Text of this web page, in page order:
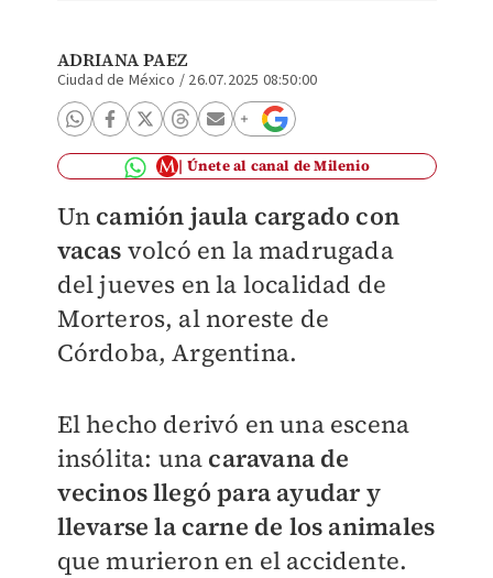
ADRIANA PAEZ
Ciudad de México / 26.07.2025 08:50:00
Únete al canal de Milenio
Un camión jaula cargado con
vacas volcó en la madrugada
del jueves en la localidad de
Morteros, al noreste de
Córdoba, Argentina.
El hecho derivó en una escena
insólita: una caravana de
vecinos llegó para ayudar y
llevarse la carne de los animales
que murieron en el accidente.